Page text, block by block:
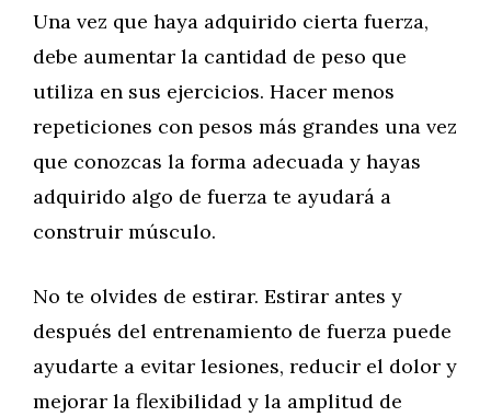
Una vez que haya adquirido cierta fuerza,
debe aumentar la cantidad de peso que
utiliza en sus ejercicios. Hacer menos
repeticiones con pesos más grandes una vez
que conozcas la forma adecuada y hayas
adquirido algo de fuerza te ayudará a
construir músculo.
No te olvides de estirar. Estirar antes y
después del entrenamiento de fuerza puede
ayudarte a evitar lesiones, reducir el dolor y
mejorar la flexibilidad y la amplitud de